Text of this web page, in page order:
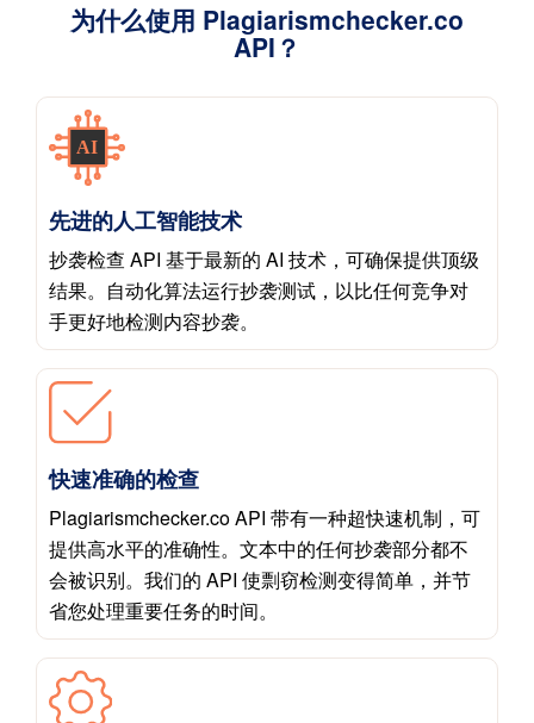
为什么使用 Plagiarismchecker.co
API？
先进的人工智能技术
抄袭检查 API 基于最新的 AI 技术，可确保提供顶级
结果。自动化算法运行抄袭测试，以比任何竞争对
手更好地检测内容抄袭。
快速准确的检查
Plagiarismchecker.co API 带有一种超快速机制，可
提供高水平的准确性。文本中的任何抄袭部分都不
会被识别。我们的 API 使剽窃检测变得简单，并节
省您处理重要任务的时间。